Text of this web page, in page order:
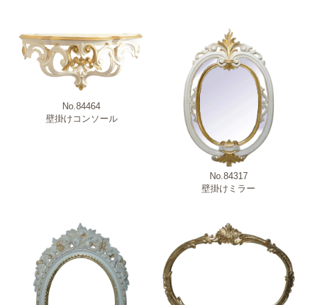
No.84464
壁掛けコンソール
No.84317
壁掛けミラー